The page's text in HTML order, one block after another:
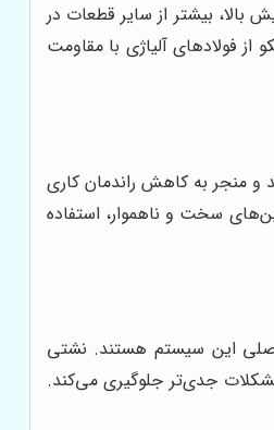
بیشتر از سایر قطعات در
فولادهای آلیاژی با مقاومت
و منجر به کاهش راندمان کاری
سخت و ناهموار، استفاده
اصلی این سیستم هستند. نشتی
جدی‌تر جلوگیری می‌کند.